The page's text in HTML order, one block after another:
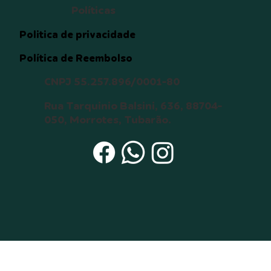
destino que envolva o animal,
tais como desaparecimento ou
morte;
12. Manter contato com o
doador temporário por meio de
mensagens de texto, vídeo e
foto para obter notícias do
animal até a completa
adaptação do animal (6 meses).
Estou ciente de que:
a) Um cão ou gato pode viver
Política de Reembolso
Politica de privacidade
Políticas
CNPJ 55.257.896/0001-80
Rua Tarquinio Balsini, 636, 88704-
050, Morrotes, Tubarão.